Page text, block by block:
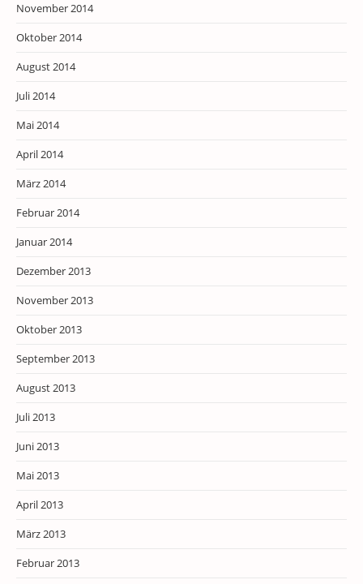
November 2014
Oktober 2014
August 2014
Juli 2014
Mai 2014
April 2014
März 2014
Februar 2014
Januar 2014
Dezember 2013
November 2013
Oktober 2013
September 2013
August 2013
Juli 2013
Juni 2013
Mai 2013
April 2013
März 2013
Februar 2013